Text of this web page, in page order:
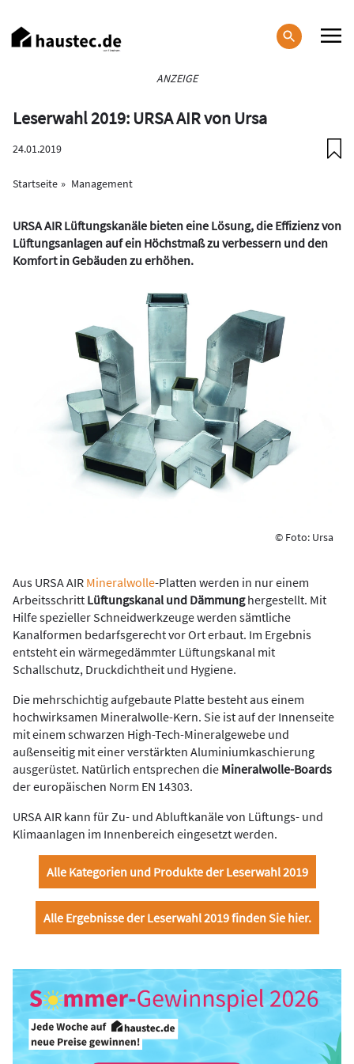
zum
Inhalt
ANZEIGE
Leserwahl 2019: URSA AIR von Ursa
24.01.2019
Startseite Management
URSA AIR Lüftungskanäle bieten eine Lösung, die Effizienz von
Lüftungsanlagen auf ein Höchstmaß zu verbessern und den
Komfort in Gebäuden zu erhöhen.
© Foto: Ursa
Aus URSA AIR Mineralwolle-Platten werden in nur einem
Arbeitsschritt Lüftungskanal und Dämmunghergestellt. Mit
Hilfe spezieller Schneidwerkzeuge werden sämtliche
Kanalformen bedarfsgerecht vor Ort erbaut. Im Ergebnis
entsteht ein wärmegedämmter Lüftungskanal mit
Schallschutz, Druckdichtheit und Hygiene.
Die mehrschichtig aufgebaute Platte besteht aus einem
hochwirksamen Mineralwolle-Kern. Sie ist auf der Innenseite
mit einem schwarzen High-Tech-Mineralgewebe und
außenseitig mit einer verstärkten Aluminiumkaschierung
ausgerüstet. Natürlich entsprechen die Mineralwolle-Boards
der europäischen Norm EN 14303.
URSA AIR kann für Zu- und Abluftkanäle von Lüftungs- und
Klimaanlagen im Innenbereich eingesetzt werden.
Alle Kategorien und Produkte der Leserwahl 2019
Alle Ergebnisse der Leserwahl 2019 finden Sie hier.